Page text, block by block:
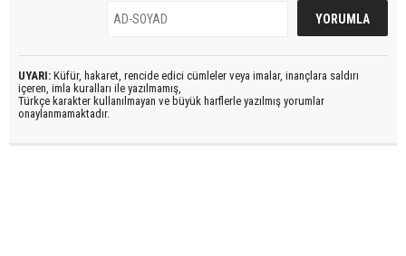
UYARI: Küfür, hakaret, rencide edici cümleler veya imalar, inançlara saldırı
içeren, imla kuralları ile yazılmamış,
Türkçe karakter kullanılmayan ve büyük harflerle yazılmış yorumlar
onaylanmamaktadır.